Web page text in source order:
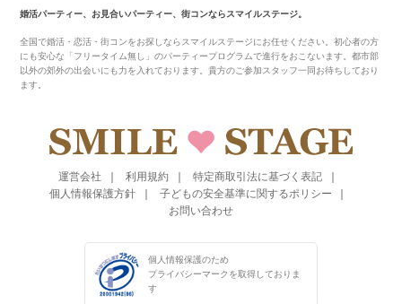
婚活パーティー、お見合いパーティー、街コンならスマイルステージ。
全国で婚活・恋活・街コンをお探しならスマイルステージにお任せください。初心者の方
にも安心な「フリータイム無し」のパーティープログラムで進行をおこないます。都市部
以外の郊外の出会いにも力を入れております。貴方のご参加スタッフ一同お待ちしており
ます。
運営会社 利用規約
特定商取引法に基づく表記
個人情報保護方針
子どもの安全基準に関するポリシー
お問い合わせ
個人情報保護のため
プライバシーマークを取得しておりま
す